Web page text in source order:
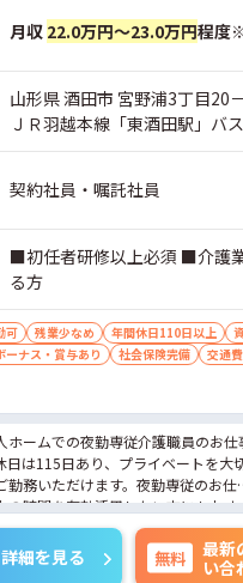
月収 22.0万円～23.0万円程度
山形県 酒田市 宮野浦3丁目20
ＪＲ羽越本線「東酒田駅」バ
契約社員・嘱託社員
■初任者研修以上必須 ■介護
る方
可 残業少なめ 年間休日110日以上
ーナス・賞与あり 社会保険完備
交通
ホームでの夜勤専従介護職員のお仕
日は115日あり、プライベートを大
勤務いただけます。夜勤専従のお仕
の時間を有効活用したい方にもおす
味のある方には、面接対策ポイント
をお話いたしますので、お気軽にご
詳細を見る 無料
最新
い合